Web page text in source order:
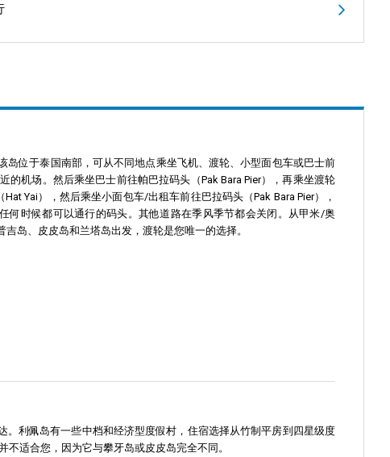
位于泰国南部，可从不同地点乘坐飞机、渡轮、小型面包车或巴士前
机场。然后乘坐巴士前往帕巴拉码头（Pak Bara Pier），再乘坐渡轮
Yai），然后乘坐小面包车/出租车前往巴拉码头（Pak Bara Pier），
何时候都可以通行的码头。其他道路在季风季节都会关闭。从甲米/奥
岛、皮皮岛和兰塔岛出发，渡轮是您唯一的选择。
利佩岛有一些中档和经济型度假村，住宿选择从竹制平房到四星级度
适合您，因为它与攀牙岛或皮皮岛完全不同。